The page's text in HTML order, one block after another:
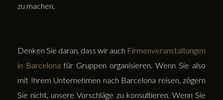
zu machen.
Denken Sie daran, dass wir auch Firmenveranstaltungen
in Barcelona für Gruppen organisieren. Wenn Sie also
mit Ihrem Unternehmen nach Barcelona reisen, zögern
Sie nicht, unsere Vorschläge zu konsultieren. Wenn Sie